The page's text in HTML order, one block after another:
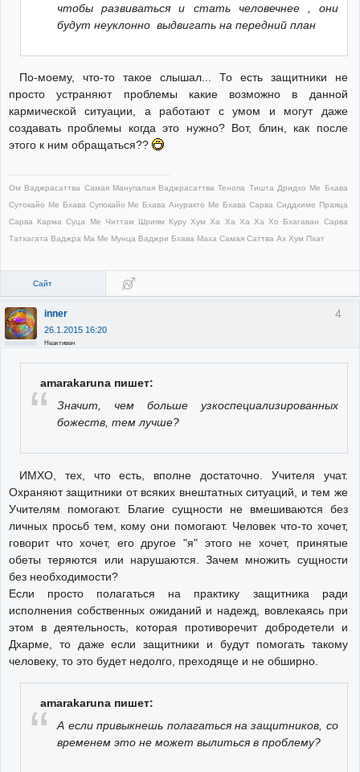
чтобы развиваться и стать человечнее , они
будут неуклонно выдвигать на передний план
По-моему, что-то такое слышал... То есть защитники не
просто устраняют проблемы какие возможно в данной
кармической ситуации, а работают с умом и могут даже
создавать проблемы когда это нужно? Вот, блин, как после
этого к ним обращаться??
Ом Ваджрасаттва Самая Манупалая Ваджрасаттва Тенопа Тишта Дридхо Ме Бхава
Сутокайо Ме Бхава Супокайо Ме Бхава Ануракто Ме Бхава Сарва Сиддхиме Праяца
Сарва Карма Суца Ме Читтам Шриям Куру Хум Ха Ха Ха Ха Хо Бхагаван Сарва
Татхагата Ваджра Ма Ме Мунца Ваджри Бхава Маха Самая Саттва Ах Хум Пхат
Сайт
4
inner
26.1.2015 16:20
Неактивен
amarakaruna пишет:
Значит, чем больше узкоспециализированных
божеств, тем лучше?
ИМХО, тех, что есть, вполне достаточно. Учителя учат.
Охраняют защитники от всяких внештатных ситуаций, и тем же
Учителям помогают. Благие сущности не вмешиваются без
личных просьб тем, кому они помогают. Человек что-то хочет,
говорит что хочет, его другое "я" этого не хочет, принятые
обеты теряются или нарушаются. Зачем множить сущности
без необходимости?
Если просто полагаться на практику защитника ради
исполнения собственных ожиданий и надежд, вовлекаясь при
этом в деятельность, которая противоречит добродетели и
Дхарме, то даже если защитники и будут помогать такому
человеку, то это будет недолго, преходяще и не обширно.
amarakaruna пишет:
А если привыкнешь полагаться на защитников, со
временем это не может вылиться в проблему?